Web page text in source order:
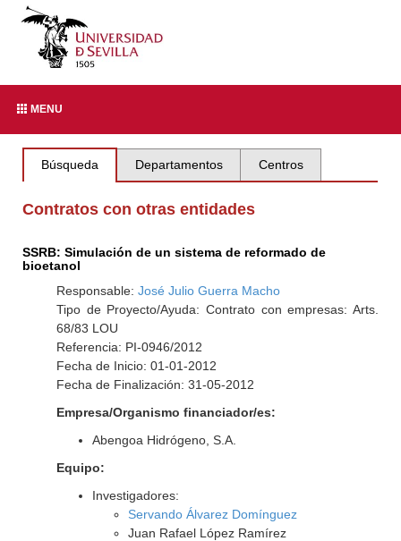
MENU
Búsqueda Departamentos Centros
Contratos con otras entidades
SSRB: Simulación de un sistema de reformado de
bioetanol
Responsable: José Julio Guerra Macho
Tipo de Proyecto/Ayuda: Contrato con empresas: Arts.
68/83 LOU
Referencia: PI-0946/2012
Fecha de Inicio: 01-01-2012
Fecha de Finalización: 31-05-2012
Empresa/Organismo financiador/es:
Abengoa Hidrógeno, S.A.
Equipo:
Investigadores:
Servando Álvarez Domínguez
Juan Rafael López Ramírez